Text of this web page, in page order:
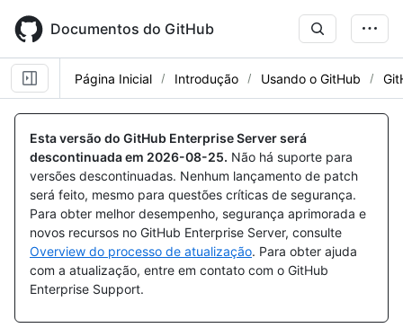
main
content
Documentos do GitHub
Página Inicial Introdução Usando o GitHub
Esta versão do GitHub Enterprise Server será
descontinuada em 2026-08-25. Não há suporte para
versões descontinuadas. Nenhum lançamento de patch
será feito, mesmo para questões críticas de segurança.
Para obter melhor desempenho, segurança aprimorada e
novos recursos no GitHub Enterprise Server, consulte
Overview do processo de atualização. Para obter ajuda
com a atualização, entre em contato com o GitHub
Enterprise Support.